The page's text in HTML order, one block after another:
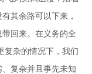
其余路可以下来，
回来。在义务的全
复杂的情况下，我们
复杂并且事先未知